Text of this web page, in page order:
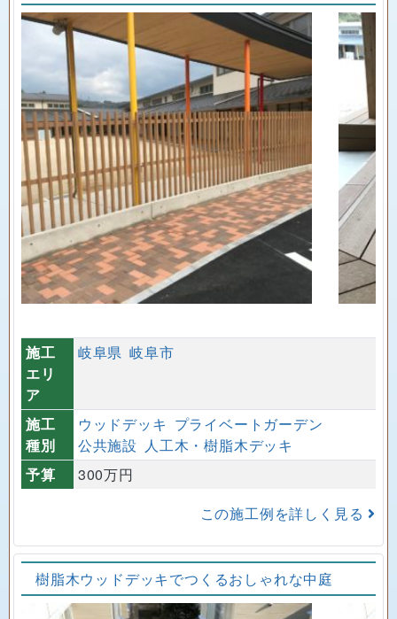
施工
エリ
ア
岐阜県 岐阜市
施工
種別
ウッドデッキ プライベートガーデン
公共施設 人工木・樹脂木デッキ
予算
300万円
この施工例を詳しく見る
樹脂木ウッドデッキでつくるおしゃれな中庭